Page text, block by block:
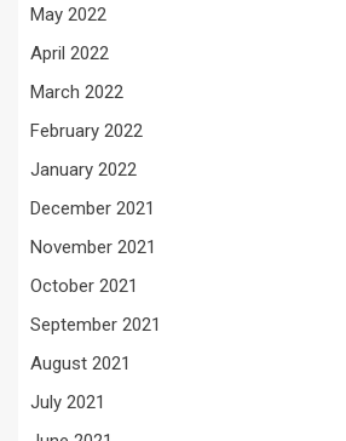
May 2022
April 2022
March 2022
February 2022
January 2022
December 2021
November 2021
October 2021
September 2021
August 2021
July 2021